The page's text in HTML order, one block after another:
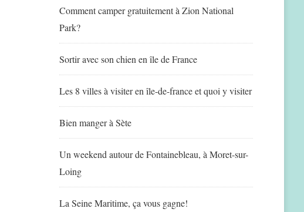
Comment camper gratuitement à Zion National
Park?
Sortir avec son chien en île de France
Les 8 villes à visiter en île-de-france et quoi y visiter
Bien manger à Sète
Un weekend autour de Fontainebleau, à Moret-sur-
Loing
La Seine Maritime, ça vous gagne!